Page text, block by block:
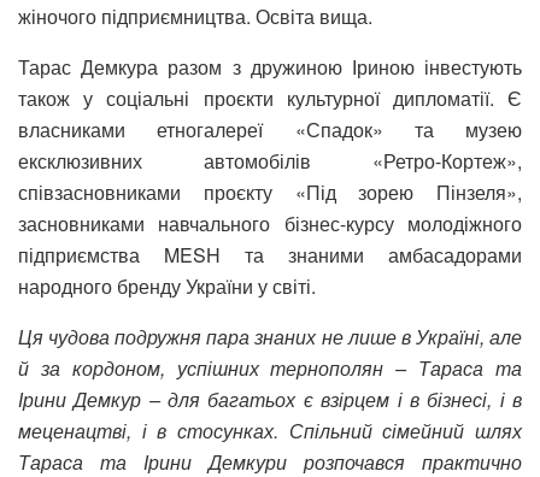
жіночого підприємництва. Освіта вища.
Тарас Демкура разом з дружиною Іриною інвестують
також у соціальні проєкти культурної дипломатії. Є
власниками етногалереї «Спадок» та музею
ексклюзивних автомобілів «Ретро-Кортеж»,
співзасновниками проєкту «Під зорею Пінзеля»,
засновниками навчального бізнес-курсу молодіжного
підприємства MESH та знаними амбасадорами
народного бренду України у світі.
Ця чудова подружня пара знаних не лише в Україні, але
й за кордоном, успішних тернополян – Тараса та
Ірини Демкур – для багатьох є взірцем і в бізнесі, і в
меценацтві, і в стосунках. Спільний сімейний шлях
Тараса та Ірини Демкури розпочався практично